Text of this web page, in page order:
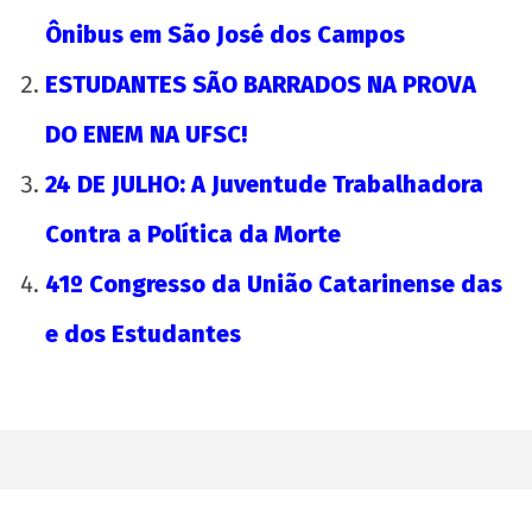
Ônibus em São José dos Campos
ESTUDANTES SÃO BARRADOS NA PROVA
DO ENEM NA UFSC!
24 DE JULHO: A Juventude Trabalhadora
Contra a Política da Morte
41º Congresso da União Catarinense das
e dos Estudantes